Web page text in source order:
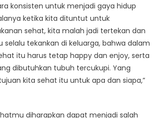
konsisten untuk menjadi gaya hidup
ketika kita dituntut untuk
sehat, kita malah jadi tertekan dan
selalu tekankan di keluarga, bahwa dalam
itu harus tetap happy dan enjoy, serta
dibutuhkan tubuh tercukupi. Yang
kita sehat itu untuk apa dan siapa,”
diharapkan dapat menjadi salah